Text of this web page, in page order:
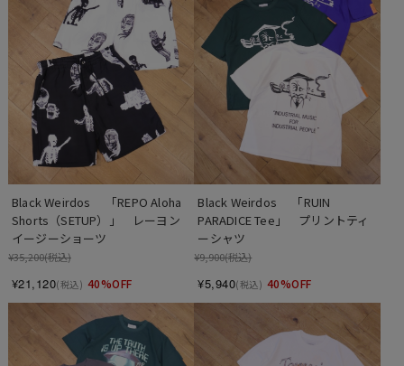
Black Weirdos 　「REPO Aloha
Shorts（SETUP）」　レーヨン
イージーショーツ
¥35,200(税込)
¥21,120(税込) 40%OFF
Black Weirdos 　「RUIN
PARADICE Tee」　プリントティ
ーシャツ
¥9,900(税込)
¥5,940(税込) 40%OFF